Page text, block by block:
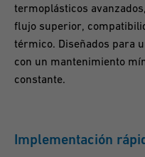
termoplásticos
flujo superior,
térmico. Diseñados para
con un mantenimiento
constante.
Implementación